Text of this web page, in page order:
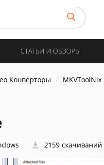
СТАТЬИ И ОБЗОРЫ
Конверторы
2159 скачиваний